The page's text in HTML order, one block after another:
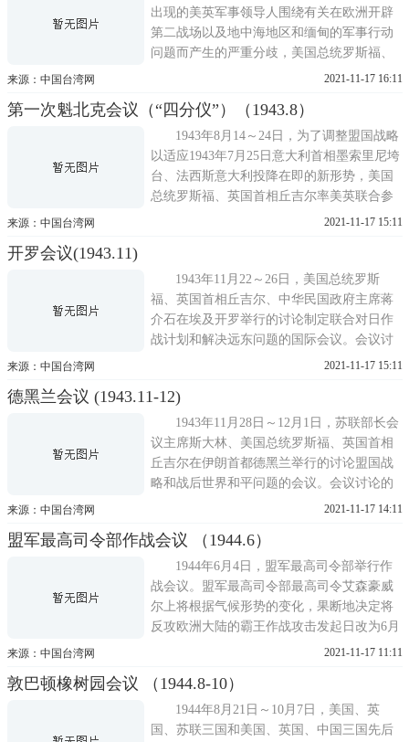
国;英国则主张进军意大
出现的美英军事领导人围绕有关在欧洲开辟
第二战场以及地中海地区和缅甸的军事行动
问题而产生的严重分歧，美国总统罗斯福、
英国首相丘吉尔率美英联合参谋长委员会(由
成)成员在美国华盛顿举行的会议(代号为三
叉戟，故亦称三叉戟会议)。在此次会议上，
美国方面强调横渡海
来源：中国台湾网 2021-11-17 16:11
第一次魁北克会议（“四分仪”）（1943.8）
1943年8月14～24日，为了调整盟国战略
以适应1943年7月25日意大利首相墨索里尼垮
台、法西斯意大利投降在即的新形势，美国
总统罗斯福、英国首相丘吉尔率美英联合参
谋长委员会成员在加拿大的魁北克举行的会
加了有关会议。会议期间，美国和英国对实
施霸王行动计划争论
来源：中国台湾网 2021-11-17 15:11
开罗会议(1943.11)
1943年11月22～26日，美国总统罗斯
福、英国首相丘吉尔、中华民国政府主席蒋
介石在埃及开罗举行的讨论制定联合对日作
战计划和解决远东问题的国际会议。会议讨
论的主要问题包括：关于对日作战计划。罗
从印度经缅甸向中国方向进攻，将日军逐出
缅甸，恢复与中国的陆上交通;蒋介石也希望
在缅北发动战役，以促使
来源：中国台湾网 2021-11-17 15:11
德黑兰会议 (1943.11-12)
1943年11月28日～12月1日，苏联部长会
议主席斯大林、美国总统罗斯福、英国首相
丘吉尔在伊朗首都德黑兰举行的讨论盟国战
略和战后世界和平问题的会议。会议讨论的
主要问题在西欧开辟第二战场。斯大林十分
定其开始日期;丘吉尔先是坚持其进军巴尔干
的计划，继而又提出从巴尔干和西欧两路攻
入欧洲的新方案，极力
来源：中国台湾网 2021-11-17 14:11
盟军最高司令部作战会议 （1944.6）
1944年6月4日，盟军最高司令部举行作
战会议。盟军最高司令部最高司令艾森豪威
尔上将根据气候形势的变化，果断地决定将
反攻欧洲大陆的霸王作战攻击发起日改为6月
6日。早在1943年3月，盟军就在伦敦成立联
森豪威尔在原有计划的基础上主持制订的霸
王作战纲要包括：在诺曼底海岸登陆并突破
敌军的防御阵地;用两个
来源：中国台湾网 2021-11-17 11:11
敦巴顿橡树园会议 （1944.8-10）
1944年8月21日～10月7日，美国、英
国、苏联三国和美国、英国、中国三国先后